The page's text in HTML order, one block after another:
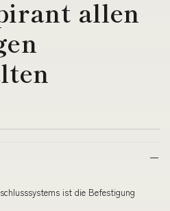
allen
ist die Befestigung